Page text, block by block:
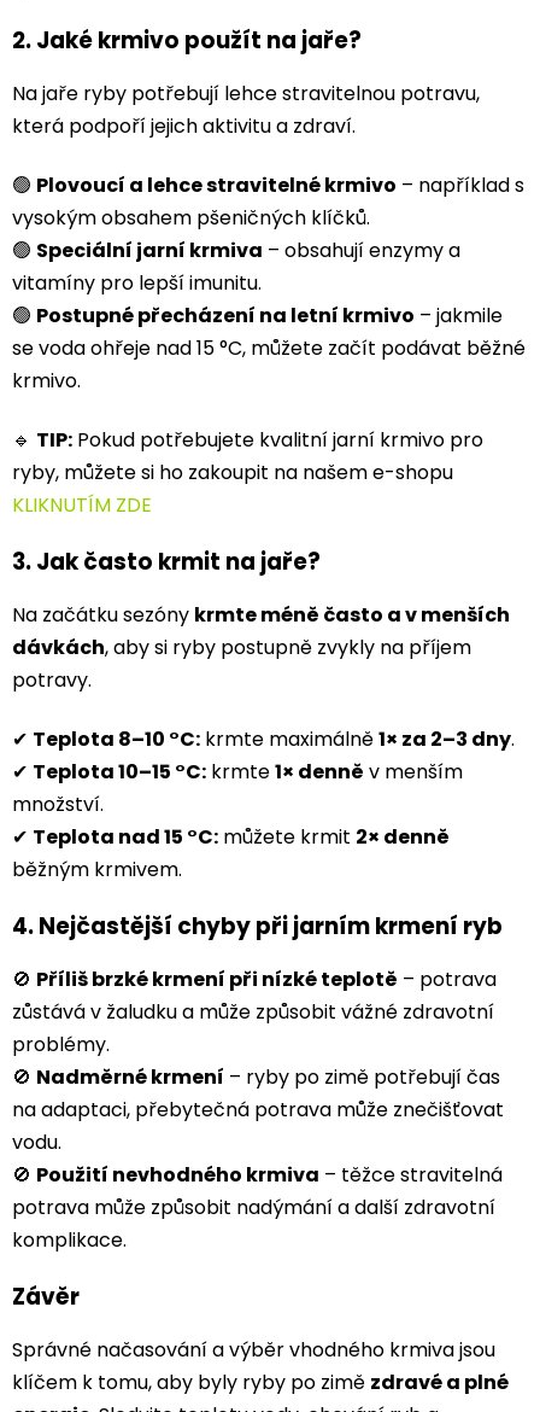
2.Jaké krmivo použít na jaře?
Na jaře ryby potřebují lehce stravitelnou potravu,
která podpoří jejich aktivitu a zdraví.
🟢 Plovoucí a lehce stravitelné krmivo – například s
vysokým obsahem pšeničných klíčků.
🟢 Speciální jarní krmiva – obsahují enzymy a
vitamíny pro lepší imunitu.
🟢 Postupné přecházení na letní krmivo – jakmile
se voda ohřeje nad 15 °C, můžete začít podávat běžné
krmivo.
🔹 TIP: Pokud potřebujete kvalitní jarní krmivo pro
ryby, můžete si ho zakoupit na našem e-shopu
KLIKNUTÍM ZDE
3.Jak často krmit na jaře?
Na začátku sezóny krmte méně často a v menších
dávkách, aby si ryby postupně zvykly na příjem
potravy.
✔ Teplota 8–10 °C: krmte maximálně1× za 2–3 dny.
✔ Teplota 10–15 °C: krmte1× denně v menším
množství.
✔ Teplota nad 15 °C: můžete krmit 2× denně
běžným krmivem.
4.Nejčastější chyby při jarním krmení ryb
🚫 Příliš brzké krmení při nízké teplotě – potrava
zůstává v žaludku a může způsobit vážné zdravotní
problémy.
🚫 Nadměrné krmení – ryby po zimě potřebují čas
na adaptaci, přebytečná potrava může znečišťovat
vodu.
🚫 Použití nevhodného krmiva – těžce stravitelná
potrava může způsobit nadýmání a další zdravotní
komplikace.
Závěr
Správné načasování a výběr vhodného krmiva jsou
klíčem k tomu, aby byly ryby po zimě zdravé a plné